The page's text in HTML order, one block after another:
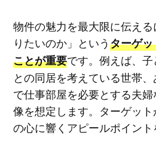
物件の魅力を最大限に伝え
りたいのか」というターゲ
ことが重要です。例えば、
との同居を考えている世帯
で仕事部屋を必要とする夫
像を想定します。ターゲッ
の心に響くアピールポイント